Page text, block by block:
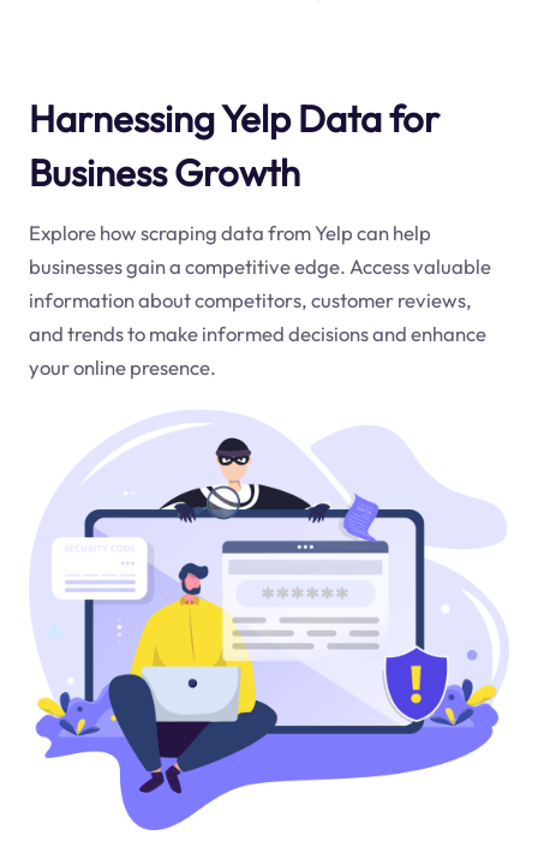
Harnessing Yelp Data for
Business Growth
Explore how scraping data from Yelp can help
businesses gain a competitive edge. Access valuable
information about competitors, customer reviews,
and trends to make informed decisions and enhance
your online presence.